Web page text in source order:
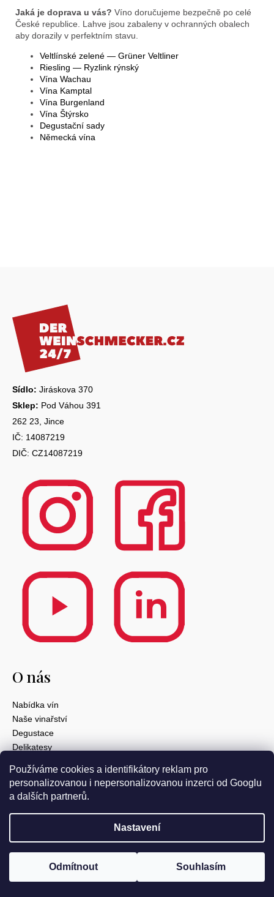
Používáme cookies a identifikátory reklam pro
personalizovanou i nepersonalizovanou inzerci od Googlu
a dalších partnerů.
Nastavení
Odmítnout Souhlasím
Jaká je doprava u vás? Víno doručujeme bezpečně po celé
České republice. Lahve jsou zabaleny v ochranných obalech
aby dorazily v perfektním stavu.
Veltlínské zelené — Grüner Veltliner
Riesling — Ryzlink rýnský
Vína Wachau
Vína Kamptal
Vína Burgenland
Vína Štýrsko
Degustační sady
Německá vína
Sídlo: Jiráskova 370
Sklep: Pod Váhou 391
262 23, Jince
IČ: 14087219
DIČ: CZ14087219
O nás
Nabídka vín
Naše vinařství
Degustace
Delikatesy
Váš nákup
Obchodní podmínky
Velkoobchod